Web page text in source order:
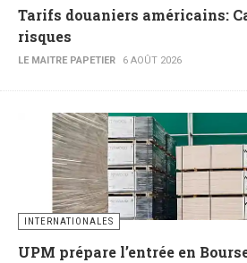
Tarifs douaniers américains:
risques
LE MAITRE PAPETIER 6 AOÛT 2026
INTERNATIONALES
UPM prépare l’entrée en